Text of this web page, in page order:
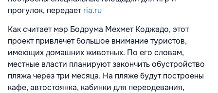
прогулок, передаетria.ru
Как считает мэр Бодрума Мехмет Коджадо, этот
проект привлечет большое внимание туристов,
имеющих домашних животных. По его словам,
местные власти планируют закончить обустройство
пляжа через три месяца. На пляже будут построены
кафе, автостоянка, кабинки для переодевания,